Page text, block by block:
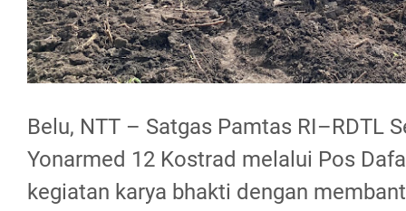
Belu, NTT – Satgas Pamtas RI–RDTL
Yonarmed 12 Kostrad melalui Pos
kegiatan karya bhakti dengan